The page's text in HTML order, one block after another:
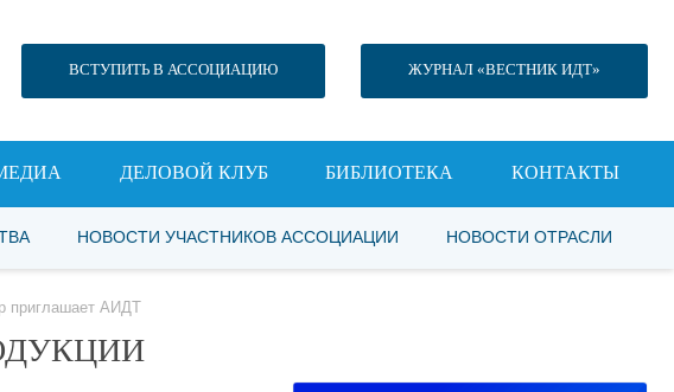
ВСТУПИТЬ В АССОЦИАЦИЮ ЖУРНАЛ «ВЕСТНИК ИДТ»
ДЕЛОВОЙ КЛУБ БИБЛИОТЕКА КОНТАКТЫ
НОВОСТИ УЧАСТНИКОВ АССОЦИАЦИИ НОВОСТИ ОТРАСЛИ
приглашает АИДТ